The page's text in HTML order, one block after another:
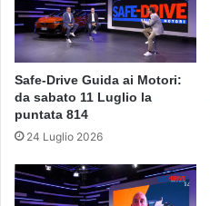
Safe-Drive Guida ai Motori:
da sabato 11 Luglio la
puntata 814
24 Luglio 2026